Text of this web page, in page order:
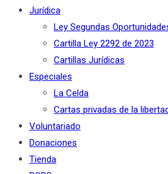
Jurídica
Ley Segundas
Cartilla Ley 2292 de 2023
Cartillas Jurídicas
Especiales
La Celda
Cartas privadas de la
Voluntariado
Donaciones
Tienda